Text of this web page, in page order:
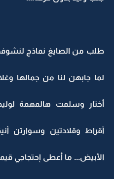
طلب من الصايغ نماذج
لما جابهن لنا من جمالها
أختار وسلمت هالمهمة
أقراط وقلادتين وسوارتن
الأبيض... ما أعطى إحتجاجي